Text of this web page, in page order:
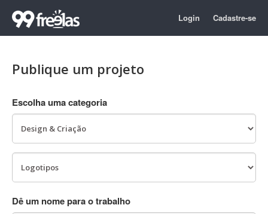
Login Cadastre-se
Publique um projeto
Escolha uma categoria
Dê um nome para o trabalho